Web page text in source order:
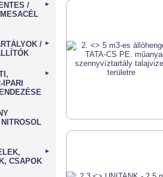
/
►
/ ►
►
CSAPOK
►